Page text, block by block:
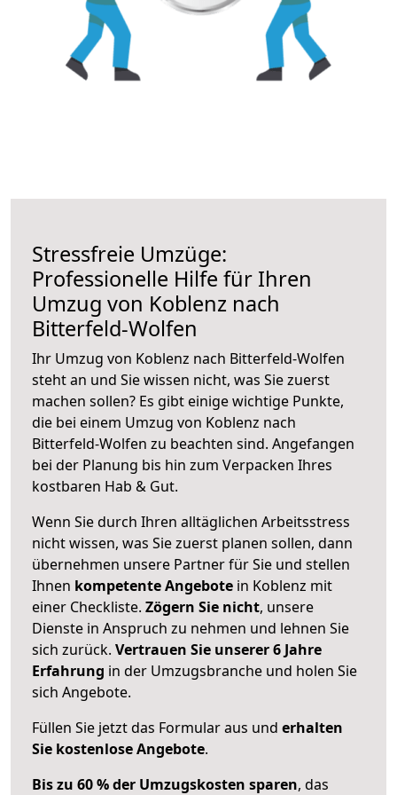
Stressfreie Umzüge:
Professionelle Hilfe für Ihren
Umzug von Koblenz nach
Bitterfeld-Wolfen
Ihr Umzug von Koblenz nach Bitterfeld-Wolfen
steht an und Sie wissen nicht, was Sie zuerst
machen sollen? Es gibt einige wichtige Punkte,
die bei einem Umzug von Koblenz nach
Bitterfeld-Wolfen zu beachten sind. Angefangen
bei der Planung bis hin zum Verpacken Ihres
kostbaren Hab & Gut.
Wenn Sie durch Ihren alltäglichen Arbeitsstress
nicht wissen, was Sie zuerst planen sollen, dann
übernehmen unsere Partner für Sie und stellen
Ihnen kompetente Angebote in Koblenz mit
einer Checkliste. Zögern Sie nicht, unsere
Dienste in Anspruch zu nehmen und lehnen Sie
sich zurück. Vertrauen Sie unserer 6 Jahre
Erfahrung in der Umzugsbranche und holen Sie
sich Angebote.
Füllen Sie jetzt das Formular aus und erhalten
Sie kostenlose Angebote.
Bis zu 60 % der Umzugskosten sparen, das